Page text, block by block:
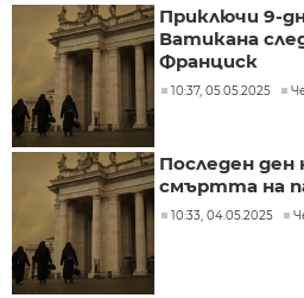
Приключи 9-
Ватикана
Франциск
10:37, 05.05.2025
Последен ден
смъртта на
10:33, 04.05.2025